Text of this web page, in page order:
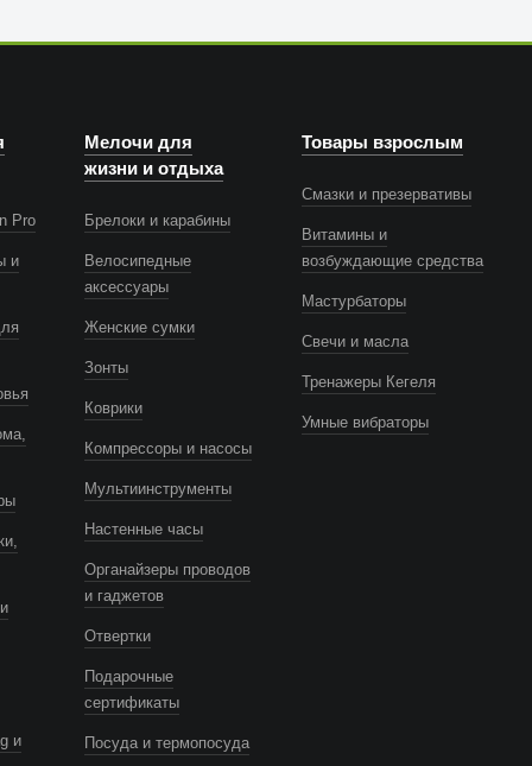
Pro
и
и
Мелочи для
жизни и отдыха
Брелоки и карабины
Велосипедные
аксессуары
Женские сумки
Зонты
Коврики
Компрессоры и насосы
Мультиинструменты
Настенные часы
Органайзеры проводов
и гаджетов
Отвертки
Подарочные
сертификаты
Посуда и термопосуда
Товары взрослым
Смазки и презервативы
Витамины и
возбуждающие средства
Мастурбаторы
Свечи и масла
Тренажеры Кегеля
Умные вибраторы